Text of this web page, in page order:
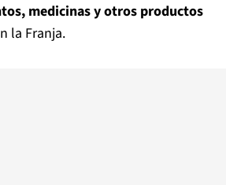
medicinas y otros productos
la Franja.